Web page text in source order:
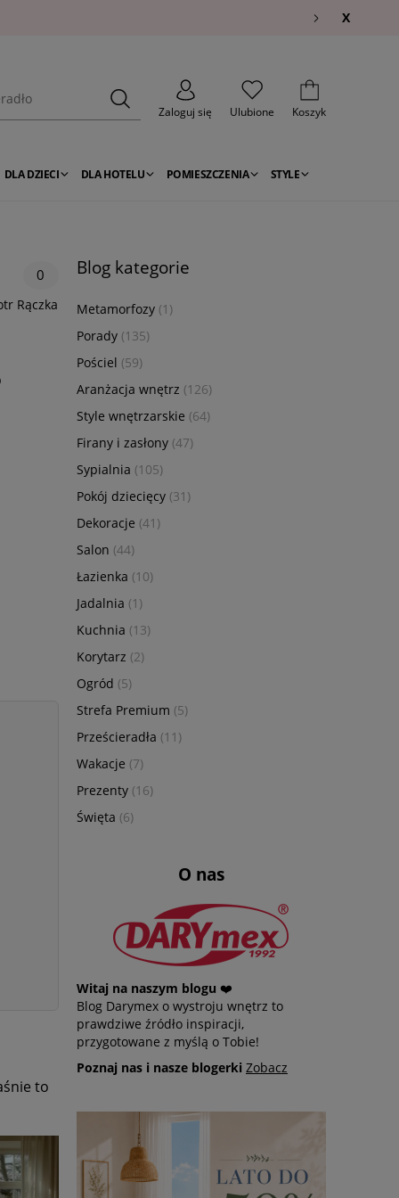
X
Zaloguj się
Ulubione Koszyk
DLA DZIECI DLA HOTELU POMIESZCZENIA STYLE
0
Rączka
to
promocja
Blog kategorie
Metamorfozy (1)
Porady (135)
Pościel (59)
Aranżacja wnętrz (126)
Style wnętrzarskie (64)
Firany i zasłony (47)
Sypialnia (105)
Pokój dziecięcy (31)
Dekoracje (41)
Salon (44)
Łazienka (10)
Jadalnia (1)
Kuchnia (13)
Korytarz (2)
Ogród (5)
Strefa Premium (5)
Prześcieradła (11)
Wakacje (7)
Prezenty (16)
Święta (6)
O nas
Witaj na naszym blogu ❤️
Blog Darymex o wystroju wnętrz to
prawdziwe źródło inspiracji,
przygotowane z myślą o Tobie!
Poznaj nas i nasze blogerki Zobacz